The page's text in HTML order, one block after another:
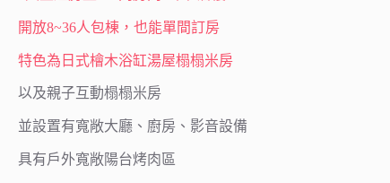
開放8~36人包棟，也能單間訂房
特色為日式檜木浴缸湯屋榻榻米房
以及親子互動榻榻米房
並設置有寬敞大廳、廚房、影音設備
具有戶外寬敞陽台烤肉區